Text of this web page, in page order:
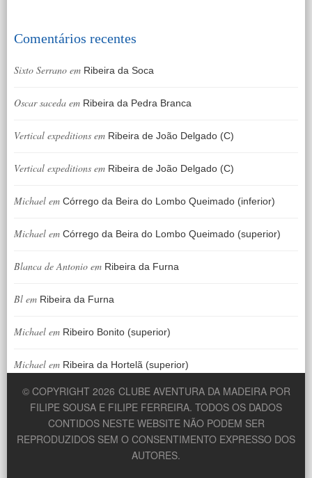
Comentários recentes
Sixto Serrano em Ribeira da Soca
Oscar saceda em Ribeira da Pedra Branca
Vertical expeditions em Ribeira de João Delgado (C)
Vertical expeditions em Ribeira de João Delgado (C)
Michael em Córrego da Beira do Lombo Queimado (inferior)
Michael em Córrego da Beira do Lombo Queimado (superior)
Blanca de Antonio em Ribeira da Furna
Bl em Ribeira da Furna
Michael em Ribeiro Bonito (superior)
Michael em Ribeira da Hortelã (superior)
© COPYRIGHT 2026 CLUBE AVENTURA DA MADEIRA POR
FILIPE SOUSA E FILIPE FERREIRA. TODOS OS DADOS
CONTIDOS NESTE WEBSITE NÃO PODEM SER
REPRODUZIDOS SEM O CONSENTIMENTO EXPRESSO DOS
AUTORES.